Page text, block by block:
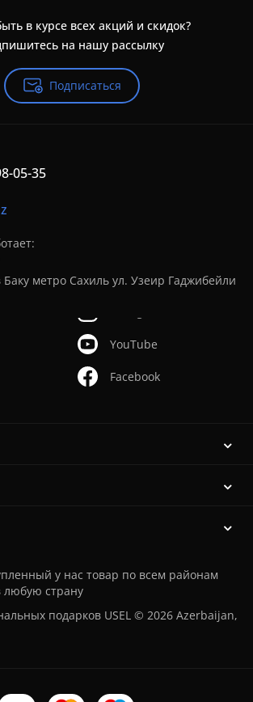
в курсе всех акций и скидок?
на нашу рассылку
Подписаться
05-35
метро Сахиль ул. Узеир Гаджибейли
YouTube
Facebook
у нас товар по всем районам
любую страну
подарков USEL © 2026 Azerbaijan,